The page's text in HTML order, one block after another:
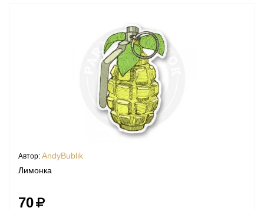
Автор: AndyBublik
Лимонка
70